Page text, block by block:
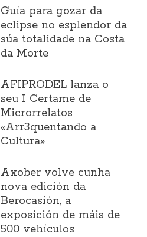
Guía para gozar da
eclipse no esplendor da
súa totalidade na Costa
da Morte
AFIPRODEL lanza o
seu I Certame de
Microrrelatos
«Arr3quentando a
Cultura»
Axober volve cunha
nova edición da
Berocasión, a
exposición de máis de
500 vehículos